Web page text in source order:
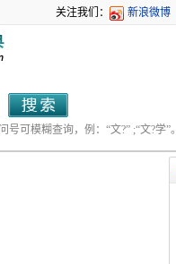
关注我们： 新浪微博
可模糊查询，例：“文?” ;“文?学”。